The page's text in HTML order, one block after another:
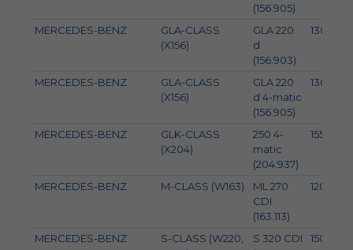
(156.905)
MERCEDES-BENZ
GLA-CLASS
(X156)
GLA 220
d
(156.903)
130
MERCEDES-BENZ
GLA-CLASS
(X156)
GLA 220
d 4-matic
(156.905)
130
MERCEDES-BENZ
GLK-CLASS
(X204)
250 4-
matic
(204.937)
155
MERCEDES-BENZ M-CLASS (W163)
ML 270
CDI
(163.113)
120
MERCEDES-BENZ
S-CLASS (W220,
S 320 CDI
150